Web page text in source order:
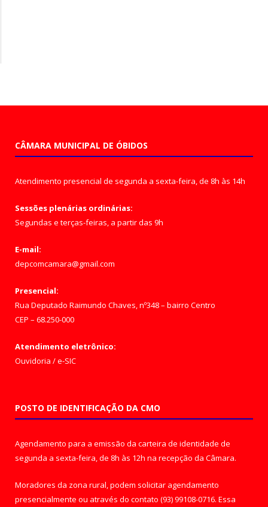
CÂMARA MUNICIPAL DE ÓBIDOS
Atendimento presencial de segunda a sexta-feira, de 8h às 14h
Sessões plenárias ordinárias:
Segundas e terças-feiras, a partir das 9h
E-mail:
depcomcamara@gmail.com
Presencial:
Rua Deputado Raimundo Chaves, nº348 – bairro Centro
CEP – 68.250-000
Atendimento eletrônico:
Ouvidoria /e-SIC
POSTO DE IDENTIFICAÇÃO DA CMO
Agendamento para a emissão da carteira de identidade de
segunda a sexta-feira, de 8h às 12h na recepção da Câmara.
Moradores da zona rural, podem solicitar agendamento
presencialmente ou através do contato (93) 99108-0716. Essa